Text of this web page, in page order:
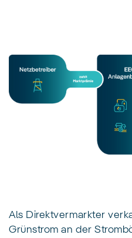
Als Direktvermarkter
Grünstrom an der